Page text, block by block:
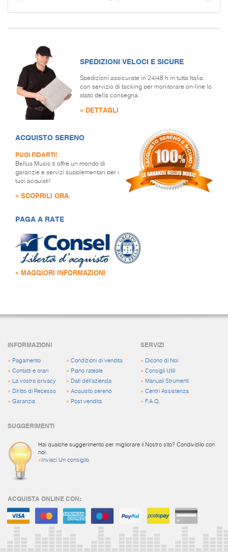
SPEDIZIONI VELOCI E SICURE
Spedizioni assicurate in 24/48 h in tutta Italia
con servizio di tacking per monitorare on-line lo
stato della consegna.
» DETTAGLI
ACQUISTO SERENO
PUOI FIDARTI!
Bellus Music ti offre un mondo di
garanzie e servizi supplementari per i
tuoi acquisti!
» SCOPRILI ORA
PAGA A RATE
» MAGGIORI INFORMAZIONI
INFORMAZIONI
» Pagamento
» Contatti e orari
» La vostra privacy
» Diritto di Recesso
» Garanzia
» Condizioni di vendita
» Piano rateale
» Dati dell'azienda
» Acquisto sereno
» Post vendita
SERVIZI
» Dicono di Noi
»Consigli Utili
» Manuali Strumenti
»Centri Assistenza
» F.A.Q.
SUGGERIMENTI
Hai qualche suggerimento per migliorare il Nostro sito? Condividilo con
noi:
» Inviaci Un consiglio
ACQUISTA ONLINE CON: